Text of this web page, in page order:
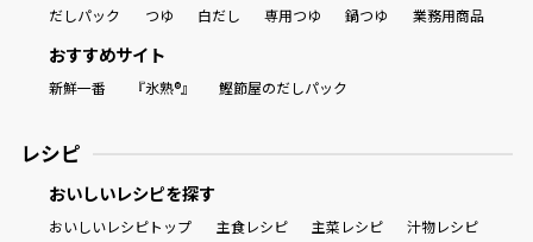
だしパック
つゆ 白だし 専用つゆ 鍋つゆ 業務用商品
おすすめサイト
新鮮一番 『氷熟®』 鰹節屋のだしパック
レシピ
おいしいレシピを探す
おいしいレシピトップ 主食レシピ 主菜レシピ
汁物レシピ